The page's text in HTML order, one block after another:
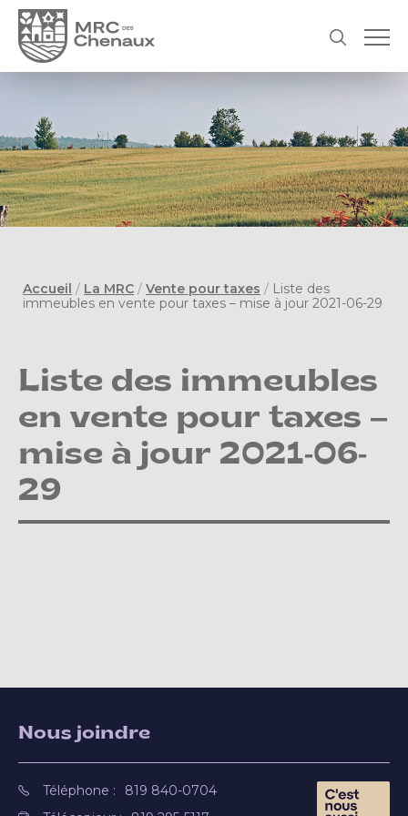
Accueil / La MRC / Vente pour taxes / Liste des
immeubles en vente pour taxes – mise à jour 2021-06-29
Liste des immeubles
en vente pour taxes –
mise à jour 2021-06-
29
Nous joindre
Téléphone :
819 840-0704